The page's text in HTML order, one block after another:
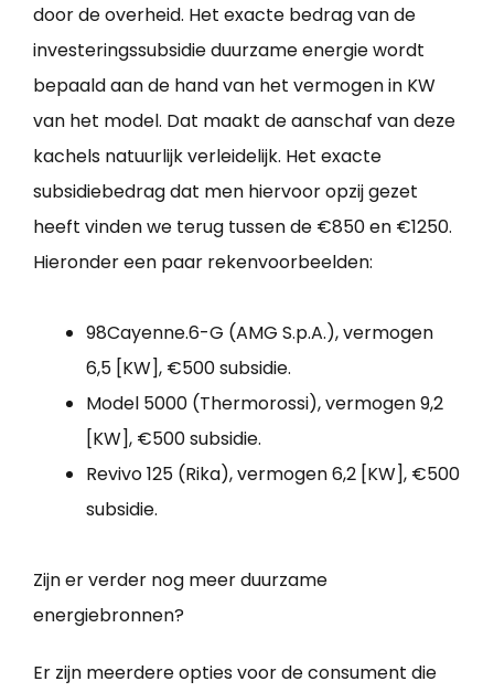
door de overheid. Het exacte bedrag van de
investeringssubsidie duurzame energie wordt
bepaald aan de hand van het vermogen in KW
van het model. Dat maakt de aanschaf van deze
kachels natuurlijk verleidelijk. Het exacte
subsidiebedrag dat men hiervoor opzij gezet
heeft vinden we terug tussen de €850 en €1250.
Hieronder een paar rekenvoorbeelden:
98Cayenne.6-G (AMG S.p.A.), vermogen
6,5 [KW], €500 subsidie.
Model 5000 (Thermorossi), vermogen 9,2
[KW], €500 subsidie.
Revivo 125 (Rika), vermogen 6,2 [KW], €500
subsidie.
Zijn er verder nog meer duurzame
energiebronnen?
Er zijn meerdere opties voor de consument die